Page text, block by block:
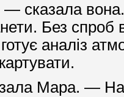
сказала вона.
Без
аналіз
Мара. —